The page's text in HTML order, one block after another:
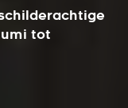
tot